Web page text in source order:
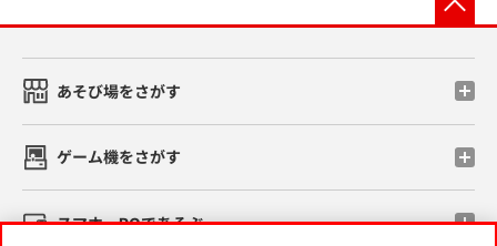
あそび場をさがす
ゲーム機をさがす
スマホ・PCであそぶ